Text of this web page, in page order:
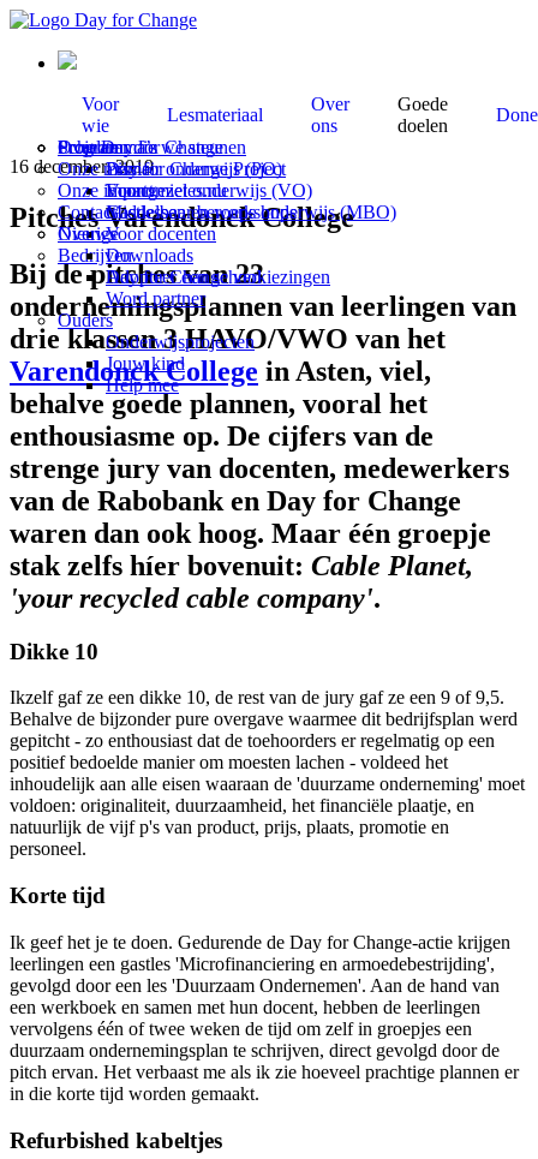
Voor
wie
Scholen
Primair onderwijs (PO)
Voortgezet onderwijs (VO)
Middelbaar beroeps onderwijs (MBO)
Voor docenten
Bedrijven
Adopteer een school
Word partner
Ouders
Onderwijsprojecten
Jouw kind
Help mee
Lesmateriaal
Programma’s
Day for Change Project
Economieles.nu
Gastlessen en workshops
Overige
Downloads
Day for Change verkiezingen
Over
ons
Over Day for Change
Onze missie
Onze impact
Contact
Nieuws
Goede
doelen
Projecten die we steunen
16 december, 2019
Pitches Varendonck College
Bij de pitches van 23
ondernemingsplannen van leerlingen van
drie klassen 3 HAVO/VWO van het
Varendonck College in Asten, viel,
behalve goede plannen, vooral het
enthousiasme op. De cijfers van de
strenge jury van docenten, medewerkers
van de Rabobank en Day for Change
waren dan ook hoog. Maar één groepje
stak zelfs híer bovenuit: Cable Planet,
'your recycled cable company'.
Dikke 10
Ikzelf gaf ze een dikke 10, de rest van de jury gaf ze een 9 of 9,5.
Behalve de bijzonder pure overgave waarmee dit bedrijfsplan werd
gepitcht - zo enthousiast dat de toehoorders er regelmatig op een
positief bedoelde manier om moesten lachen - voldeed het
inhoudelijk aan alle eisen waaraan de 'duurzame onderneming' moet
voldoen: originaliteit, duurzaamheid, het financiële plaatje, en
natuurlijk de vijf p's van product, prijs, plaats, promotie en
personeel.
Korte tijd
Ik geef het je te doen. Gedurende de Day for Change-actie krijgen
leerlingen een gastles 'Microfinanciering en armoedebestrijding',
gevolgd door een les 'Duurzaam Ondernemen'. Aan de hand van
een werkboek en samen met hun docent, hebben de leerlingen
vervolgens één of twee weken de tijd om zelf in groepjes een
duurzaam ondernemingsplan te schrijven, direct gevolgd door de
pitch ervan. Het verbaast me als ik zie hoeveel prachtige plannen er
in die korte tijd worden gemaakt.
Refurbished kabeltjes